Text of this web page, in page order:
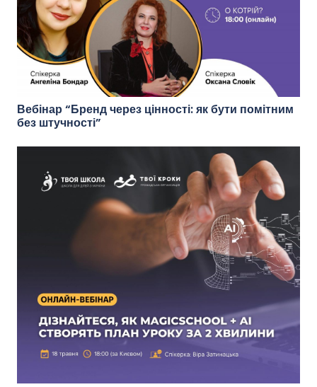
Вебінар “Бренд через цінності: як бути помітним
без штучності”